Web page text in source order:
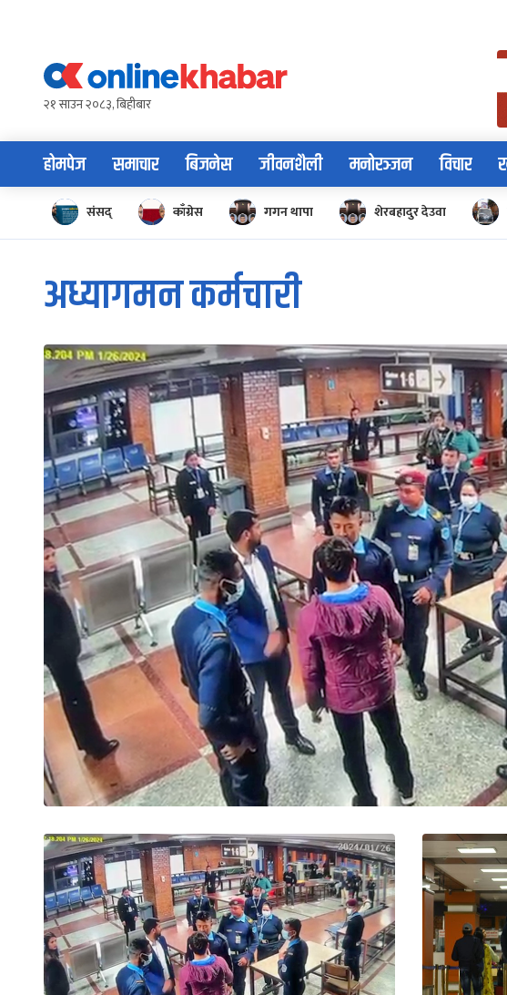
content२१ साउन २०८३, बिहीबार
होमपेज समाचार बिजनेस जीवनशैली मनोरञ्जन विचार
संसद् काँग्रेस गगन थापा शेरबहादुर देउवा
अध्यागमन कर्मचारी